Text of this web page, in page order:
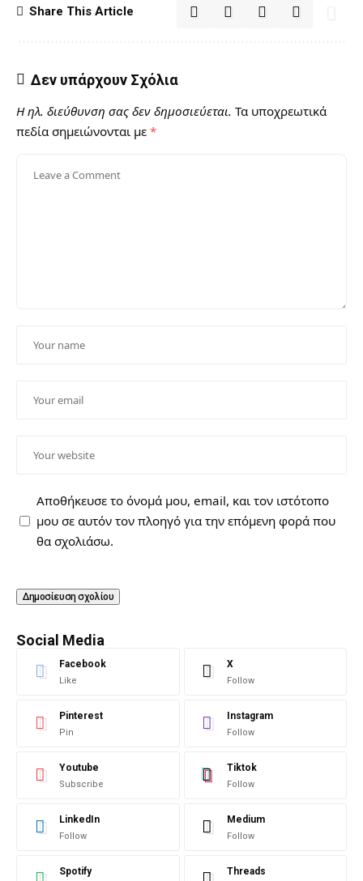
Share This Article
Δεν υπάρχουν Σχόλια
Η ηλ. διεύθυνση σας δεν δημοσιεύεται. Τα υποχρεωτικά
πεδία σημειώνονται με *
Αποθήκευσε το όνομά μου, email, και τον ιστότοπο
μου σε αυτόν τον πλοηγό για την επόμενη φορά που
θα σχολιάσω.
Social Media
Facebook
Like
X
Follow
Pinterest
Pin
Instagram
Follow
Youtube
Subscribe
Tiktok
Follow
LinkedIn
Follow
Medium
Follow
Spotify Threads